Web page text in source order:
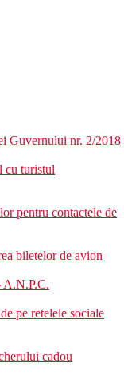
Guvernului nr. 2/2018
cu turistul
pentru contactele de
biletelor de avion
pe retelele sociale
cadou